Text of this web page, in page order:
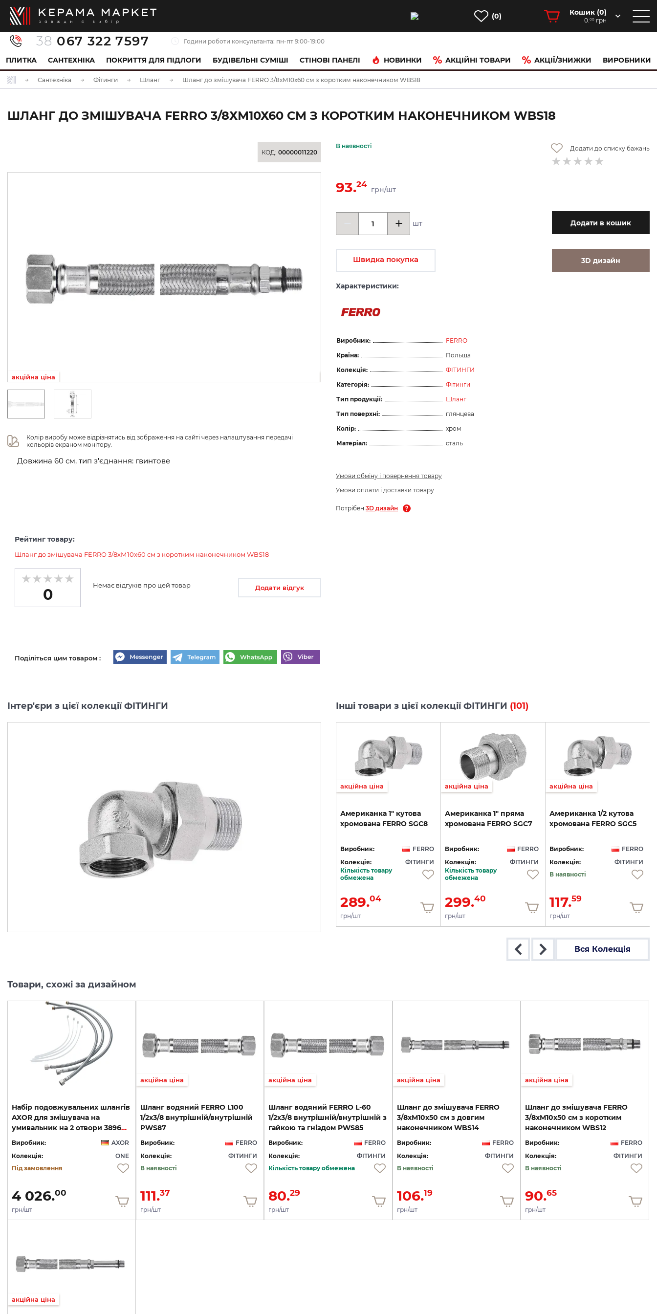
(0) Кошик (0)
0.00 грн
38 067 322 7597 Години роботи консультанта: пн-пт 9:00-19:00
ПЛИТКА САНТЕХНІКА ПОКРИТТЯ ДЛЯ ПІДЛОГИ БУДІВЕЛЬНІ СУМІШІ CТІНОВІ ПАНЕЛІ НОВИНКИ АКЦІЙНІ ТОВАРИ АКЦІЇ/ЗНИЖКИ ВИРОБНИКИ
Сантехніка Фітинги Шланг Шланг до змішувача FERRO 3/8хМ10х60 см з коротким наконечником WBS18
ШЛАНГ ДО ЗМІШУВАЧА FERRO 3/8ХМ10Х60 СМ З КОРОТКИМ НАКОНЕЧНИКОМ WBS18
КОД: 00000011220
акційна ціна
Колір виробу може відрізнятись від зображення на сайті через налаштування передачі
кольорів екраном монітору.
Довжина 60 см, тип з'єднання: гвинтове
В наявності Додати до списку бажань
93.24
грн/шт
шт Додати в кошик
Швидка покупка 3D дизайн
Характеристики:
Виробник:
FERRO
Країна:
Польща
Колекція:
ФІТИНГИ
Категорія:
Фітинги
Тип продукції:
Шланг
Тип поверхні:
глянцева
Колір:
хром
Матеріал:
сталь
Умови обміну і повернення товару
Умови оплати і доставки товару
Потрібен 3D дизайн
Рейтинг товару:
Шланг до змішувача FERRO 3/8хМ10х60 см з коротким наконечником WBS18
0
Немає відгуків про цей товар Додати відгук
Поділіться цим товаром :
Інтер'єри з цієї колекції ФІТИНГИ Інші товари з цієї колекції ФІТИНГИ (101)
Клапан зворотний FERRO
3/4 з латунним штоком
FERRO
ФІТИНГИ
акційна ціна
Коліно 1/2 внутрішнє/
внутрішнє
хромоване FERRO K03C
Виробник:
FERRO
Колекція:
В наявності
Коліно 3/4 внутрішнє/
внутрішнє
хромоване FERRO K04C
акційна ціна
Американка 1" кутова
хромована FERRO SGC8
Виробник:
FERRO
Колекція:
ФІТИНГИ
Кількість товару
обмежена
289.04
грн/шт
акційна ціна
Американка 1" пряма
хромована FERRO SGC7
Виробник:
FERRO
Колекція:
ФІТИНГИ
Кількість товару
обмежена
299.40
грн/шт
акційна ціна
Американка 1/2 кутова
хромована FERRO SGC5
Виробник:
FERRO
Колекція:
ФІТИНГИ
В наявності
117.59
грн/шт
Вся Колекція
Товари, схожі за дизайном
Набір подовжувальних шлангів
AXOR для змішувача на
умивальник на 2 отвори 38960000
Виробник:
AXOR
Колекція:
ONE
Під замовлення
4 026.00
грн/шт
акційна ціна
Шланг водяний FERRO L100
1/2x3/8 внутрішній/внутрішній
PWS87
Виробник:
FERRO
Колекція:
ФІТИНГИ
В наявності
111.37
грн/шт
акційна ціна
Шланг водяний FERRO L-60
1/2x3/8 внутрішній/внутрішній з
гайкою та гніздом PWS85
Виробник:
FERRO
Колекція:
ФІТИНГИ
Кількість товару обмежена
80.29
грн/шт
акційна ціна
Шланг до змішувача FERRO
3/8хМ10х50 см з довгим
наконечником WBS14
Виробник:
FERRO
Колекція:
ФІТИНГИ
В наявності
106.19
грн/шт
акційна ціна
Шланг до змішувача FERRO
3/8хМ10х50 см з коротким
наконечником WBS12
Виробник:
FERRO
Колекція:
ФІТИНГИ
В наявності
90.65
грн/шт
акційна ціна